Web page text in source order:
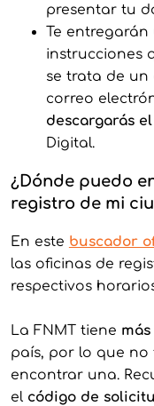
presentar tu
Te
instrucciones
se trata de un
correo
descargarás
Digital.
¿Dónde puedo
registro de mi
En este buscador
las oficinas de
respectivos
La FNMT tiene
país, por lo que
encontrar una.
el código de